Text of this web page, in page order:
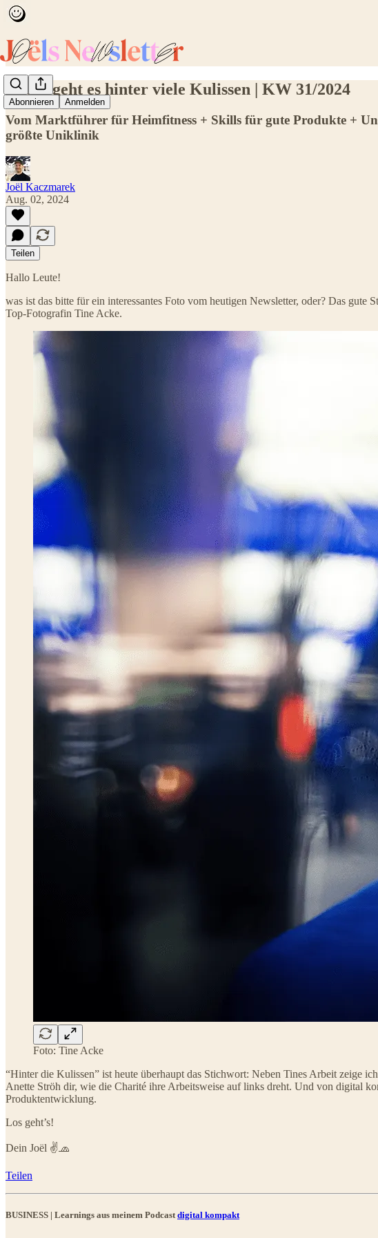
Abonnieren Anmelden
Heute geht es hinter viele Kulissen | KW 31/2024
Vom Marktführer für Heimfitness + Skills für gute Produkte +
größte Uniklinik
Joël Kaczmarek
Aug. 02, 2024
Teilen
Hallo Leute!
was ist das bitte für ein interessantes Foto vom heutigen Newsletter, oder? Das gute
Top-Fotografin Tine Acke.
Foto: Tine Acke
“Hinter die Kulissen” ist heute überhaupt das Stichwort: Neben Tines Arbeit zeige
Anette Ströh dir, wie die Charité ihre Arbeitsweise auf links dreht. Und von digital
Produktentwicklung.
Los geht’s!
Dein Joël ✌️🧢
Teilen
BUSINESS | Learnings aus meinem Podcast digital kompakt